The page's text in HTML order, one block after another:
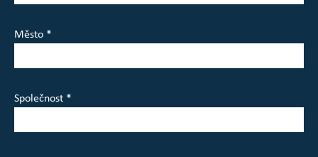
Město *
Společnost *